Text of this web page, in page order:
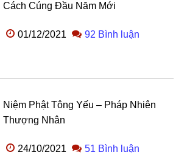
Cách Cúng Đầu Năm Mới
01/12/2021 92 Bình luận
Niệm Phật Tông Yếu – Pháp Nhiên
Thượng Nhân
24/10/2021 51 Bình luận